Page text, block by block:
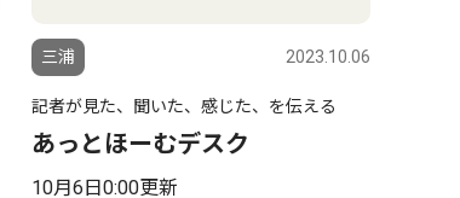
三浦 2023.10.06
記者が見た、聞いた、感じた、を伝える
あっとほーむデスク
10月6日0:00更新